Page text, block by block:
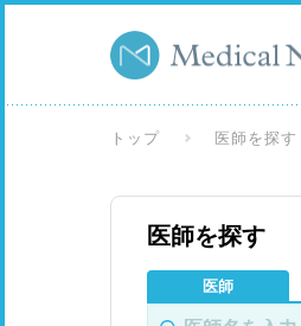
トップ 医師を探す
医師を探す
医師